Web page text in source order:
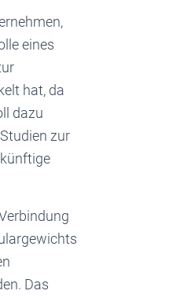
eines
hat, da
dazu
zur
Das